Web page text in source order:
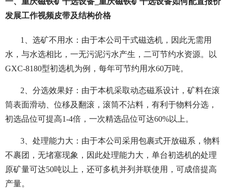
发展工作视频皮带及结构价格
1、选矿不用水：由于本公司干式磁选机，因此无需用
水，与水选相比，一无污泥污水产生，二可节约水资源。以
GXC-8180型初选机为例，每年可节约用水60万吨。
2、分选效果好：由于本机采取动态磁系设计，矿料在滚
筒表面滑动、位移及翻滚，滚筒不沾料，有利于物料分选，
初选品位可提高1-4倍，一次精选品位可达60%以上。
3、处理能力大：由于本公司采用包裹式开放磁系，物料
不裹团，无堵塞现象，因此处理能力大，单台初选机的处理
原矿量可达50吨以上，还可多机并列并联使用，可成倍提高
产量。